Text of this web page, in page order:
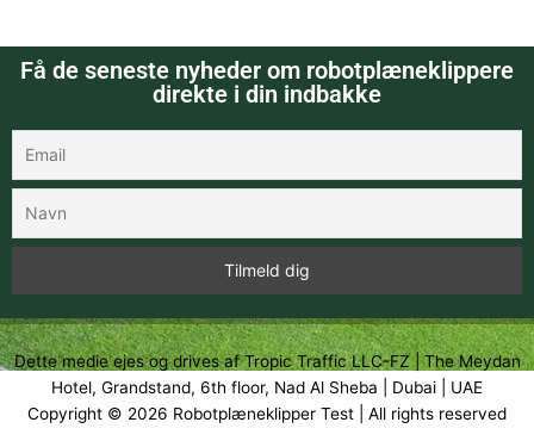
Få de seneste nyheder om robotplæneklippere
direkte i din indbakke
Dette medie ejes og drives af Tropic Traffic LLC-FZ | The Meydan
Hotel, Grandstand, 6th floor, Nad Al Sheba | Dubai | UAE
Copyright © 2026 Robotplæneklipper Test | All rights reserved